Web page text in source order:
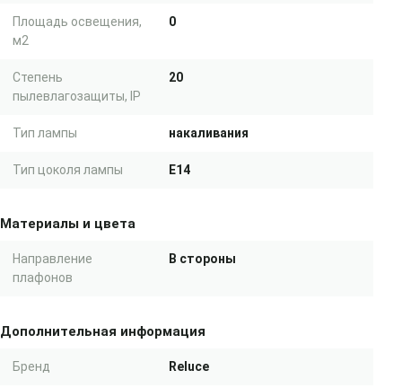
Площадь освещения,
м2
0
Степень
пылевлагозащиты, IP
20
Тип лампы накаливания
Тип цоколя лампы E14
Материалы и цвета
Направление
плафонов
В стороны
Дополнительная информация
Бренд Reluce